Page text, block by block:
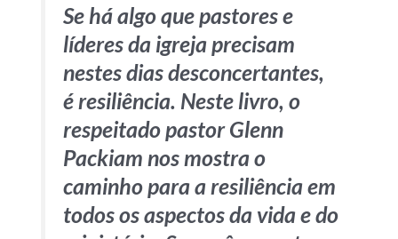
Se há algo que pastores e
líderes da igreja precisam
nestes dias desconcertantes,
é resiliência. Neste livro, o
respeitado pastor Glenn
Packiam nos mostra o
caminho para a resiliência em
todos os aspectos da vida e do